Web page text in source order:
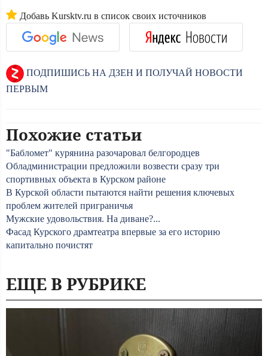
Добавь Kursktv.ru в список своих источников
ПОДПИШИСЬ НА ДЗЕН И ПОЛУЧАЙ НОВОСТИ
ПЕРВЫМ
Похожие статьи
"Бабломет" курянина разочаровал белгородцев
Обладминистрации предложили возвести сразу три
спортивных объекта в Курском районе
В Курской области пытаются найти решения ключевых
проблем жителей приграничья
Мужские удовольствия. На диване?...
Фасад Курского драмтеатра впервые за его историю
капитально почистят
ЕЩЕ В РУБРИКЕ